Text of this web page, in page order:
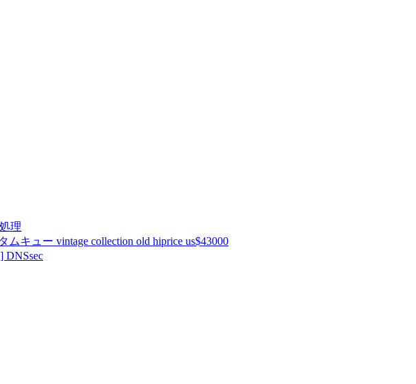
理
キュー vintage collection old hiprice us$43000
DNSsec